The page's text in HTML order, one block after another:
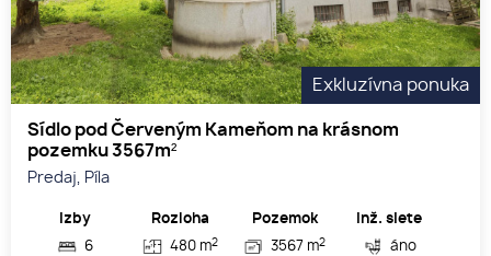
Exkluzívna ponuka
Sídlo pod Červeným Kameňom na krásnom
pozemku 3567m²
Predaj, Píla
Izby
6
Rozloha
480 m2
Pozemok
3567 m2
Inž. siete
áno